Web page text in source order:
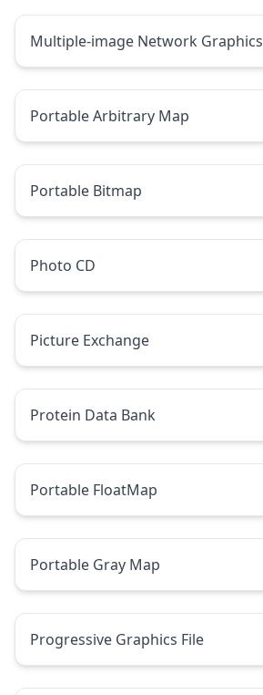
Multiple-image Network Graphics
Portable Arbitrary Map
Portable Bitmap
Photo CD
Picture Exchange
Protein Data Bank
Portable FloatMap
Portable Gray Map
Progressive Graphics File